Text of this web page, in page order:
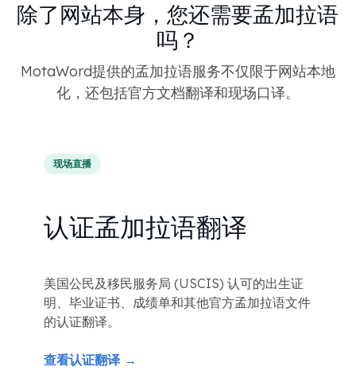
除了网站本身，您还需要孟加拉语
吗？
MotaWord提供的孟加拉语服务不仅限于网站本地
化，还包括官方文档翻译和现场口译。
现场直播
认证孟加拉语翻译
美国公民及移民服务局 (USCIS) 认可的出生证
明、毕业证书、成绩单和其他官方孟加拉语文件
的认证翻译。
查看认证翻译 →